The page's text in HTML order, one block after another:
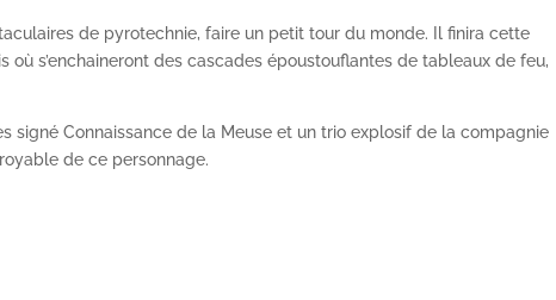
de pyrotechnie, faire un petit tour du monde. Il finira cette
s’enchaineront des cascades époustouflantes de tableaux de feu,
signé Connaissance de la Meuse et un trio explosif de la compagnie
de ce personnage.